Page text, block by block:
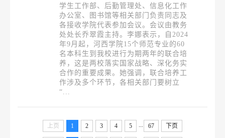
学生工作部、后勤管理处、信息化工作
办公室、图书馆等相关部门负责同志及
各接收学院代表参加会议。会议由教务
处处长乔翠霞主持。李娜表示，自2024
年9月起，河西学院15个师范专业的60
名本科生到我校进行为期两年的联合培
养，这是两校落实国家战略、深化务实
合作的重要成果。她强调，联合培养工
作涉及多个环节，各相关部门要树立
“...
上页 1 2 3 4 5 ... 67 下页